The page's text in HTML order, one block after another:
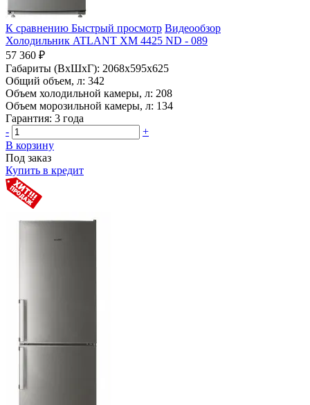
К сравнению Быстрый просмотр Видеообзор
Холодильник ATLANT ХМ 4425 ND - 089
57 360 ₽
Габариты (ВхШхГ): 2068x595x625
Общий объем, л: 342
Объем холодильной камеры, л: 208
Объем морозильной камеры, л: 134
Гарантия: 3 года
-
+
В корзину
Под заказ
Купить в кредит